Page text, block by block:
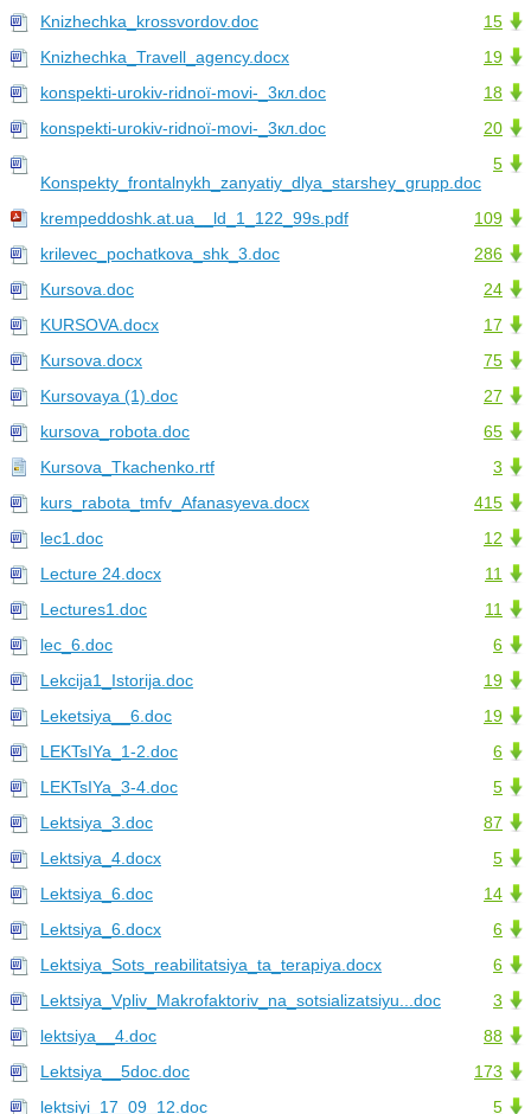
15
Knizhechka_krossvordov.doc
19
Knizhechka_Travell_agency.docx
18
konspekti-urokіv-rіdnoї-movi-_3кл.doc
20
konspekti-urokіv-rіdnoї-movi-_3кл.doc
5
Konspekty_frontalnykh_zanyatiy_dlya_starshey_grupp.doc
109
krempeddoshk.at.ua__ld_1_122_99s.pdf
286
krilevec_pochatkova_shk_3.doc
24
Kursova.doc
17
KURSOVA.docx
75
Kursova.docx
27
Kursovaya (1).doc
65
kursova_robota.doc
3
Kursova_Tkachenko.rtf
415
kurs_rabota_tmfv_Afanasyeva.docx
12
lec1.doc
11
Lecture 24.docx
11
Lectures1.doc
6
lec_6.doc
19
Lekcija1_Istorija.doc
19
Leketsiya__6.doc
6
LEKTsIYa_1-2.doc
5
LEKTsIYa_3-4.doc
87
Lektsiya_3.doc
5
Lektsiya_4.docx
14
Lektsiya_6.doc
6
Lektsiya_6.docx
6
Lektsiya_Sots_reabilitatsiya_ta_terapiya.docx
3
Lektsiya_Vpliv_Makrofaktoriv_na_sotsializatsiyu...doc
88
lektsiya__4.doc
173
Lektsiya__5doc.doc
5
lektsiyi_17_09_12.doc